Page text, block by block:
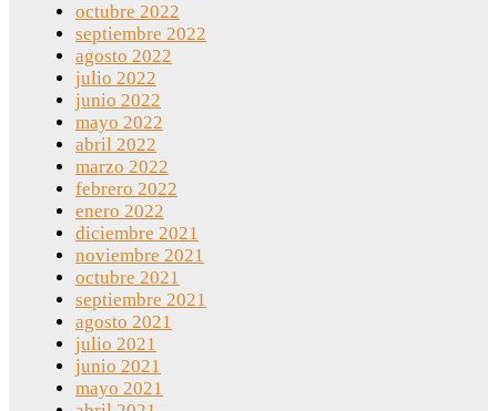
octubre 2022
septiembre 2022
agosto 2022
julio 2022
junio 2022
mayo 2022
abril 2022
marzo 2022
febrero 2022
enero 2022
diciembre 2021
noviembre 2021
octubre 2021
septiembre 2021
agosto 2021
julio 2021
junio 2021
mayo 2021